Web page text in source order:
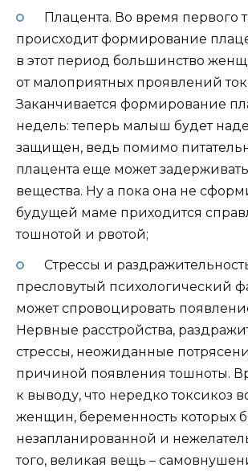
Плацента. Во время первого
происходит формирование
в этот период большинство
от малоприятных проявлений
Заканчивается формирование
недель: теперь малыш будет
защищен, ведь помимо
плацента еще может
вещества. Ну а пока она не
будущей маме приходится
тошнотой и рвотой;
Стрессы и
пресловутый психологический
может спровоцировать
Нервные расстройства,
стрессы, неожиданные
причиной появления тошноты.
к выводу, что нередко токсикоз
женщин, беременность которых
незапланированной и
того, великая вещь –